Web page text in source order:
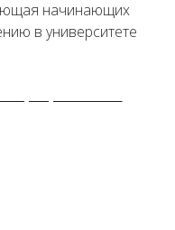
начинающих
в университете